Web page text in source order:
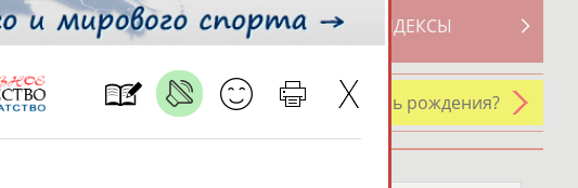
СВОДНЫЕ ИНДЕКСЫ
ТАБЛО АКТИВНОСТИ
У кого сегодня день рождения?